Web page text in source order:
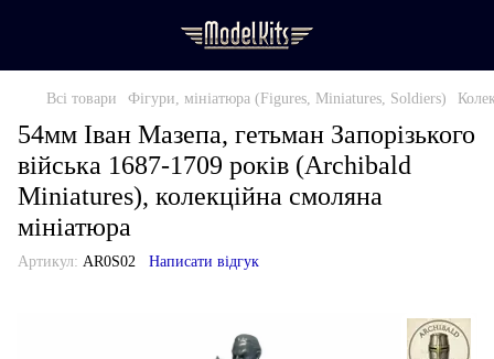
Всі товари Фігури, мініатюра (Figures, Miniatures, Soldiers)
54мм Іван Мазепа, гетьман Запорізького
війська 1687-1709 років (Archibald
Miniatures), колекційна смоляна
мініатюра
Артикул: AR0S02 Написати відгук